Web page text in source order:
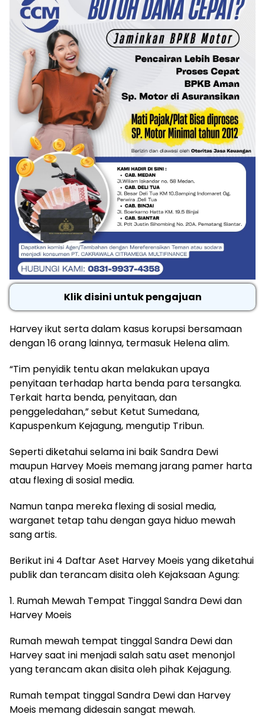
Klik disini untuk pengajuan
Harvey ikut serta dalam kasus korupsi bersamaan
dengan 16 orang lainnya, termasuk Helena alim.
“Tim penyidik tentu akan melakukan upaya
penyitaan terhadap harta benda para tersangka.
Terkait harta benda, penyitaan, dan
penggeledahan,” sebut Ketut Sumedana,
Kapuspenkum Kejagung, mengutip Tribun.
Seperti diketahui selama ini baik Sandra Dewi
maupun Harvey Moeis memang jarang pamer harta
atau flexing di sosial media.
Namun tanpa mereka flexing di sosial media,
warganet tetap tahu dengan gaya hiduo mewah
sang artis.
Berikut ini 4 Daftar Aset Harvey Moeis yang diketahui
publik dan terancam disita oleh Kejaksaan Agung:
1. Rumah Mewah Tempat Tinggal Sandra Dewi dan
Harvey Moeis
Rumah mewah tempat tinggal Sandra Dewi dan
Harvey saat ini menjadi salah satu aset menonjol
yang terancam akan disita oleh pihak Kejagung.
Rumah tempat tinggal Sandra Dewi dan Harvey
Moeis memang didesain sangat mewah.